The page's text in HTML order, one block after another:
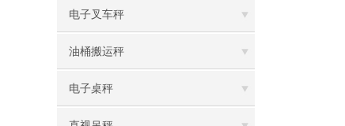
电子叉车秤
油桶搬运秤
电子桌秤